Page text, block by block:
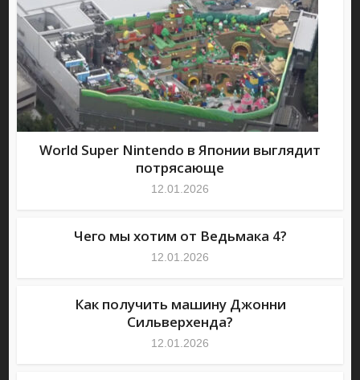
World Super Nintendo в Японии выглядит
потрясающе
12.01.2026
Чего мы хотим от Ведьмака 4?
12.01.2026
Как получить машину Джонни
Сильверхенда?
12.01.2026